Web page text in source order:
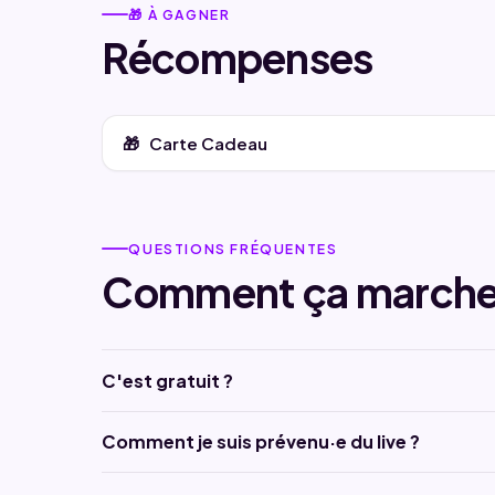
🎁 À GAGNER
Récompenses
Carte Cadeau
QUESTIONS FRÉQUENTES
Comment ça
C'est gratuit ?
Comment je suis prévenu·e du live ?